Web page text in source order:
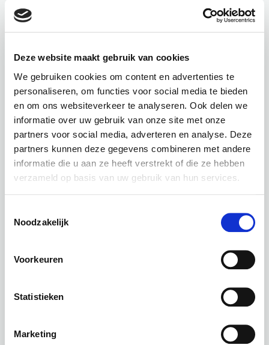
Deze website maakt gebruik van cookies
We gebruiken cookies om content en advertenties te
personaliseren, om functies voor social media te bieden
en om ons websiteverkeer te analyseren. Ook delen we
informatie over uw gebruik van onze site met onze
partners voor social media, adverteren en analyse. Deze
partners kunnen deze gegevens combineren met andere
informatie die u aan ze heeft verstrekt of die ze hebben
verzameld op basis van uw gebruik van hun services.
Noodzakelijk
Voorkeuren
Statistieken
Marketing
Uitgebreid zoeken naar een chapter
Zoek een lid
Chapters in oprichting
Getuigenissen